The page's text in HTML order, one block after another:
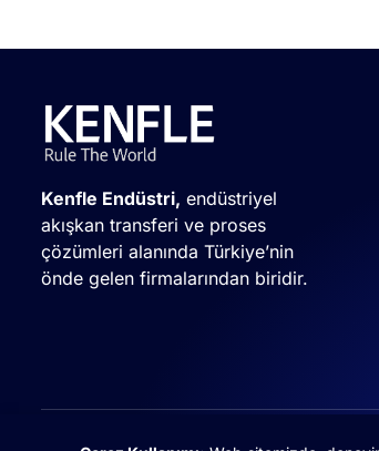
Kenfle Endüstri, endüstriyel
akışkan transferi ve proses
çözümleri alanında Türkiye’nin
önde gelen firmalarından biridir.